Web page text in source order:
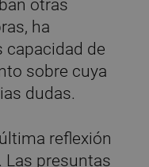
otras
ha
capacidad de
sobre cuya
dudas.
reflexión
Las presuntas